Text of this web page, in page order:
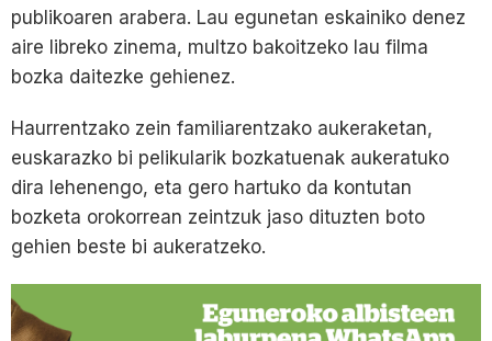
publikoaren arabera. Lau egunetan eskainiko denez
aire libreko zinema, multzo bakoitzeko lau filma
bozka daitezke gehienez.
Haurrentzako zein familiarentzako aukeraketan,
euskarazko bi pelikularik bozkatuenak aukeratuko
dira lehenengo, eta gero hartuko da kontutan
bozketa orokorrean zeintzuk jaso dituzten boto
gehien beste bi aukeratzeko.